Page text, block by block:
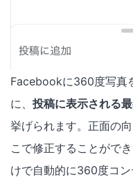
Facebookに360度写真
に、 投稿に表示される
挙げられます。正面の
こで修正することがで
けで自動的に360度コ